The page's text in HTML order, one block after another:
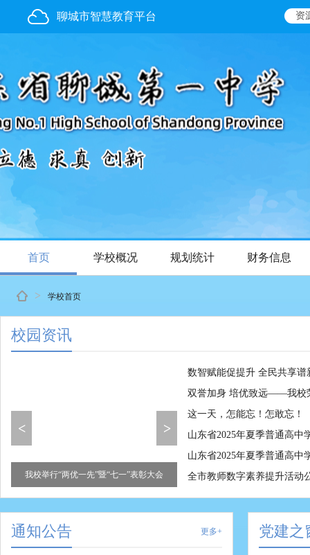
聊城市智慧教育平台 资
首页 学校概况 规划统计 财务信息
> 学校首页
校园资讯
我校举行“两优一先”暨“七一”表彰大会 庆祝中国共产党成立103周
< >
数智赋能促提升 全民共享
双誉加身 培优致远——我校
这一天，怎能忘！怎敢忘！
山东省2025年夏季普通高中
山东省2025年夏季普通高中
全市教师数字素养提升活动
通知公告 更多+ 党建之